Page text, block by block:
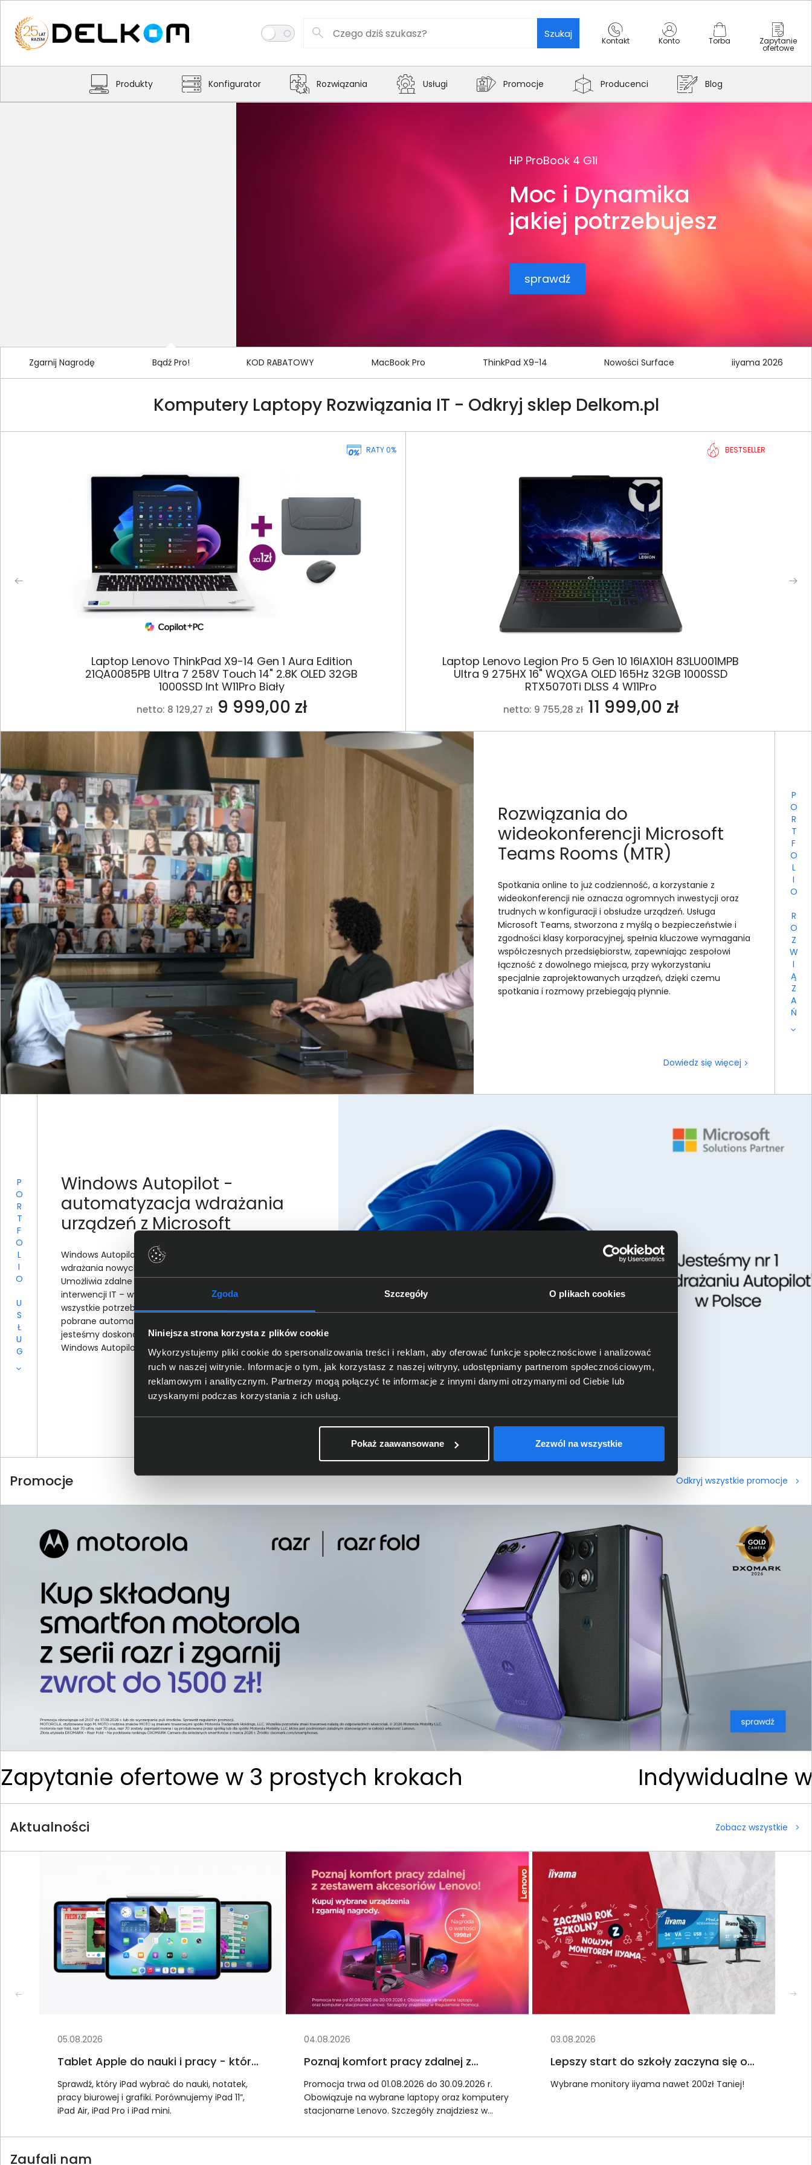
Zgoda Szczegóły O plikach cookies
Niniejsza strona korzysta z plików cookie
Wykorzystujemy pliki cookie do spersonalizowania treści i reklam, aby oferować funkcje społecznościowe i analizować
ruch w naszej witrynie. Informacje o tym, jak korzystasz z naszej witryny, udostępniamy partnerom społecznościowym,
reklamowym i analitycznym. Partnerzy mogą połączyć te informacje z innymi danymi otrzymanymi od Ciebie lub
uzyskanymi podczas korzystania z ich usług.
Pokaż zaawansowane Zezwól na wszystkie
Szukaj
Kontakt Konto Torba Zapytanie
ofertowe
Produkty Konfigurator Rozwiązania Usługi Promocje Producenci Blog
Zgarnij Nagrodę Bądź Pro! KOD RABATOWY MacBook Pro ThinkPad X9-14 Nowości Surface iiyama 2026
Komputery Laptopy Rozwiązania IT - Odkryj sklep Delkom.pl
RATY 0%
Laptop Lenovo ThinkPad X9-14 Gen 1 Aura Edition
21QA0085PB Ultra 7 258V Touch 14" 2.8K OLED 32GB
1000SSD Int W11Pro Biały
netto: 8 129,27 zł 9 999,00 zł
BESTSELLER
Laptop Lenovo Legion Pro 5 Gen 10 16IAX10H 83LU001MPB
Ultra 9 275HX 16" WQXGA OLED 165Hz 32GB 1000SSD
RTX5070Ti DLSS 4 W11Pro
netto: 9 755,28 zł 11 999,00 zł
Rozwiązania do
wideokonferencji Microsoft
Teams Rooms (MTR)
Spotkania online to już codzienność, a korzystanie z
wideokonferencji nie oznacza ogromnych inwestycji oraz
trudnych w konfiguracji i obsłudze urządzeń. Usługa
Microsoft Teams, stworzona z myślą o bezpieczeństwie i
zgodności klasy korporacyjnej, spełnia kluczowe wymagania
współczesnych przedsiębiorstw, zapewniając zespołowi
łączność z dowolnego miejsca, przy wykorzystaniu
specjalnie zaprojektowanych urządzeń, dzięki czemu
spotkania i rozmowy przebiegają płynnie.
Dowiedz się więcej
PORTFOLIO ROZWIĄZAŃ
Windows Autopilot -
automatyzacja wdrażania
urządzeń z Microsoft
Windows Autopilot to rozwiązanie, które upraszcza proces
wdrażania nowych urządzeń z systemem Windows 10 i 11.
Umożliwia zdalne ustawienie komputerów bez fizycznej
interwencji IT – wystarczy podłączyć je do Internetu, a
wszystkie potrzebne oprogramowania i ustawienia zostaną
pobrane automatycznie. Nasze doświadczenie sprawia, że
jesteśmy doskonałym partnerem w implementacji
Windows Autopilot.
PORTFOLIO USŁUG
Promocje Odkryj wszystkie promocje
Zapytanie ofertowe w 3 prostych krokach Indywidualne
Aktualności Zobacz wszystkie
05.08.2026
Tablet Apple do nauki i pracy - który
Sprawdź, który iPad wybrać do nauki, notatek,
pracy biurowej i grafiki. Porównujemy iPad 11”,
iPad Air, iPad Pro i iPad mini.
04.08.2026
Poznaj komfort pracy zdalnej z
Promocja trwa od 01.08.2026 do 30.09.2026 r.
Obowiązuje na wybrane laptopy oraz komputery
stacjonarne Lenovo. Szczegóły znajdziesz w
03.08.2026
Lepszy start do szkoły zaczyna się od
Wybrane monitory iiyama nawet 200zł Taniej!
Zaufali nam